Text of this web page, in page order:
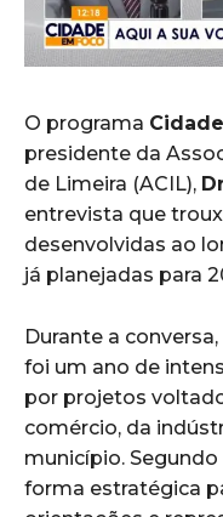
O programa
presidente da
de Limeira (ACIL),
entrevista que
desenvolvidas ao
já planejadas para
Durante a
foi um ano de
por projetos
comércio, da
município.
forma estratégica